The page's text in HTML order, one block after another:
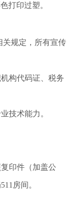
打印过塑。
关规定，所有宣传
构代码证、税务
技术能力。
印件（加盖公
房间。